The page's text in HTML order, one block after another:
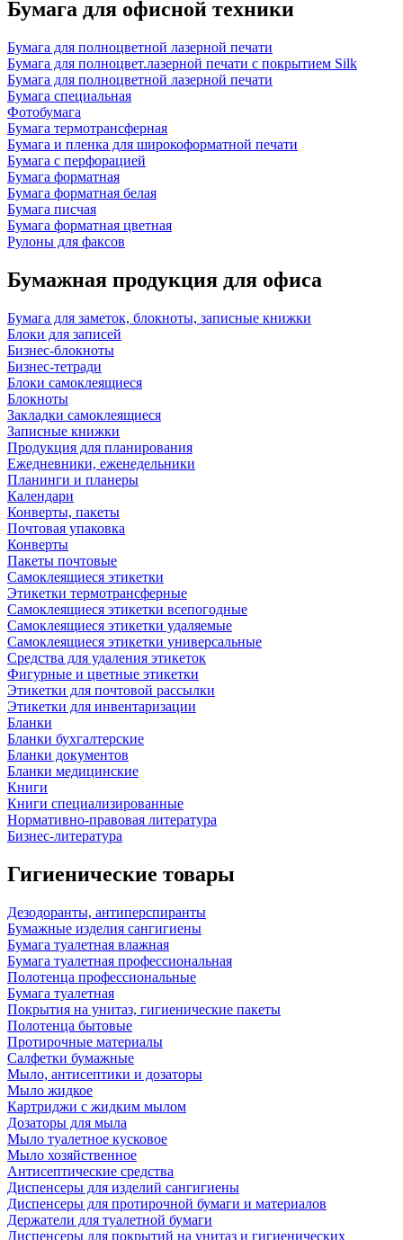
Бумага для офисной техники
Бумага для полноцветной лазерной печати
Бумага для полноцвет.лазерной печати с покрытием Silk
Бумага для полноцветной лазерной печати
Бумага специальная
Фотобумага
Бумага термотрансферная
Бумага и пленка для широкоформатной печати
Бумага с перфорацией
Бумага форматная
Бумага форматная белая
Бумага писчая
Бумага форматная цветная
Рулоны для факсов
Бумажная продукция для офиса
Бумага для заметок, блокноты, записные книжки
Блоки для записей
Бизнес-блокноты
Бизнес-тетради
Блоки самоклеящиеся
Блокноты
Закладки самоклеящиеся
Записные книжки
Продукция для планирования
Ежедневники, еженедельники
Планинги и планеры
Календари
Конверты, пакеты
Почтовая упаковка
Конверты
Пакеты почтовые
Самоклеящиеся этикетки
Этикетки термотрансферные
Самоклеящиеся этикетки всепогодные
Самоклеящиеся этикетки удаляемые
Самоклеящиеся этикетки универсальные
Средства для удаления этикеток
Фигурные и цветные этикетки
Этикетки для почтовой рассылки
Этикетки для инвентаризации
Бланки
Бланки бухгалтерские
Бланки документов
Бланки медицинские
Книги
Книги специализированные
Нормативно-правовая литература
Бизнес-литература
Гигиенические товары
Дезодоранты, антиперспиранты
Бумажные изделия сангигиены
Бумага туалетная влажная
Бумага туалетная профессиональная
Полотенца профессиональные
Бумага туалетная
Покрытия на унитаз, гигиенические пакеты
Полотенца бытовые
Протирочные материалы
Салфетки бумажные
Мыло, антисептики и дозаторы
Мыло жидкое
Картриджи с жидким мылом
Дозаторы для мыла
Мыло туалетное кусковое
Мыло хозяйственное
Антисептические средства
Диспенсеры для изделий сангигиены
Диспенсеры для протирочной бумаги и материалов
Держатели для туалетной бумаги
Диспенсеры для покрытий на унитаз и гигиенических